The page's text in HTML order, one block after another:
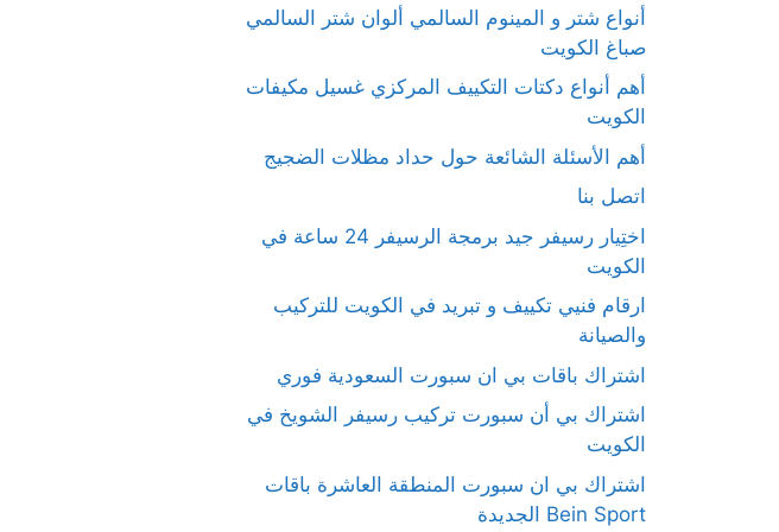
أنواع شتر و المينوم السالمي ألوان شتر السالمي
صباغ الكويت
أهم أنواع دكتات التكييف المركزي غسيل مكيفات
الكويت
أهم الأسئلة الشائعة حول حداد مظلات الضجيج
اتصل بنا
اختِيار رسيفر جيد برمجة الرسيفر 24 ساعة في
الكويت
ارقام فنيي تكييف و تبريد في الكويت للتركيب
والصيانة
اشتراك باقات بي ان سبورت السعودية فوري
اشتراك بي أن سبورت تركيب رسيفر الشويخ في
الكويت
اشتراك بي ان سبورت المنطقة العاشرة باقات
Bein Sport الجديدة